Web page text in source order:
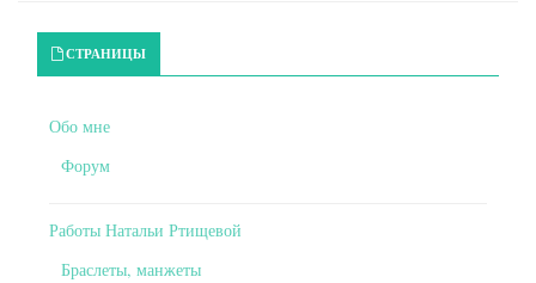
Primary Sidebar
СТРАНИЦЫ
Обо мне
Форум
Работы Натальи Ртищевой
Браслеты, манжеты